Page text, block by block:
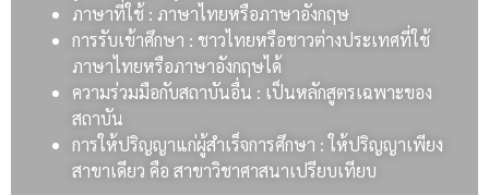
ภาษาที่ใช้ : ภาษาไทยหรือภาษาอังกฤษ
การรับเข้าศึกษา : ชาวไทยหรือชาวต่างประเทศที่ใช้
ภาษาไทยหรือภาษาอังกฤษได้
ความร่วมมือกับสถาบันอื่น : เป็นหลักสูตรเฉพาะของ
สถาบัน
การให้ปริญญาแก่ผู้สำเร็จการศึกษา : ให้ปริญญาเพียง
สาขาเดียว คือ สาขาวิชาศาสนาเปรียบเทียบ